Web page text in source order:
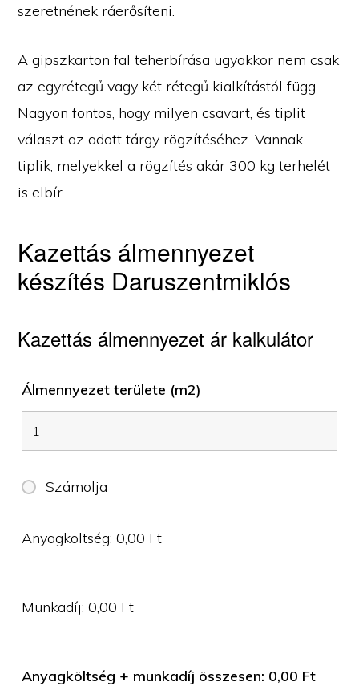
szeretnének ráerősíteni.
A gipszkarton fal teherbírása ugyakkor nem csak
az egyrétegű vagy két rétegű kialkítástól függ.
Nagyon fontos, hogy milyen csavart, és tiplit
választ az adott tárgy rögzítéséhez. Vannak
tiplik, melyekkel a rögzítés akár 300 kg terhelét
is elbír.
Kazettás álmennyezet
készítés Daruszentmiklós
Kazettás álmennyezet ár kalkulátor
Álmennyezet területe (m2)
Számolja
Anyagköltség:0,00 Ft
Munkadíj:0,00 Ft
Anyagköltség + munkadíj összesen: 0,00 Ft